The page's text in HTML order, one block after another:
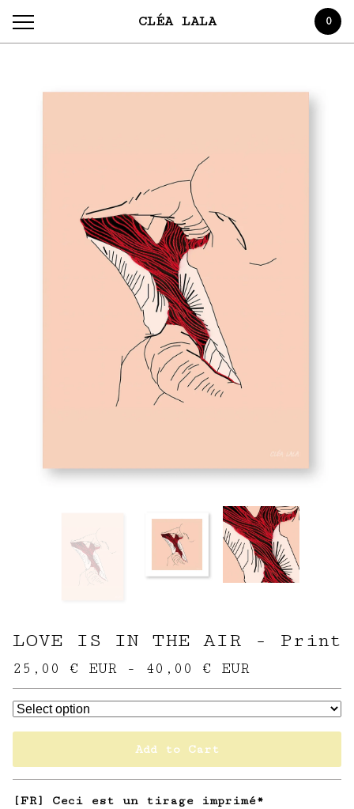
CLÉA LALA 0
LOVE IS IN THE AIR - Print
25,00 € EUR - 40,00 € EUR
Add to Cart
[FR] Ceci est un tirage imprimé*